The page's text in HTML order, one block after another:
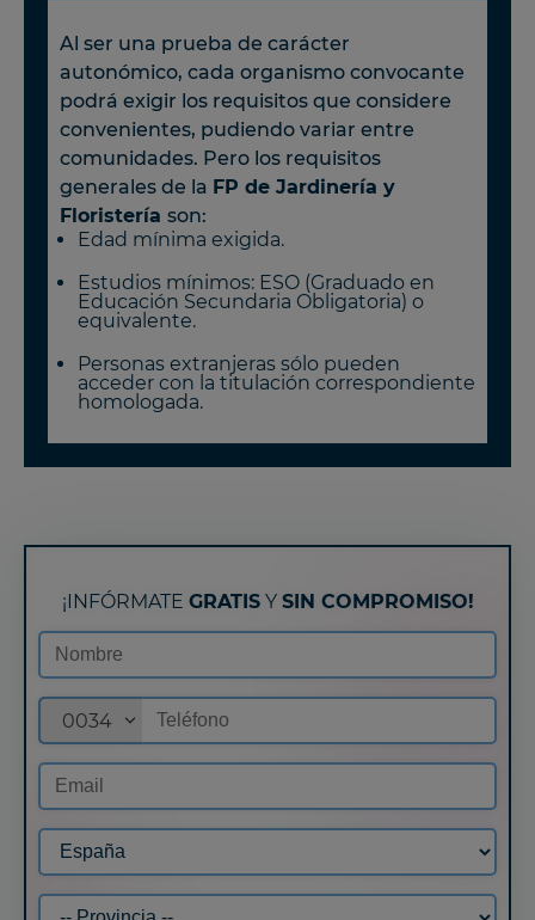
Al ser una prueba de carácter
autonómico, cada organismo convocante
podrá exigir los requisitos que considere
convenientes, pudiendo variar entre
comunidades. Pero los requisitos
generales de la FP de Jardinería y
Floristería son:
Edad mínima exigida.
Estudios mínimos: ESO (Graduado en
Educación Secundaria Obligatoria) o
equivalente.
Personas extranjeras sólo pueden
acceder con la titulación correspondiente
homologada.
¡INFÓRMATE GRATISY SIN COMPROMISO!
0034